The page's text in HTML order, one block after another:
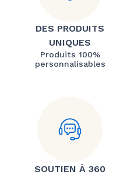
DES PRODUITS
UNIQUES
Produits 100%
personnalisables
SOUTIEN À 360